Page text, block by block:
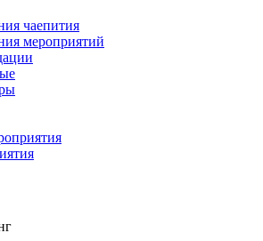
чаепития
мероприятий